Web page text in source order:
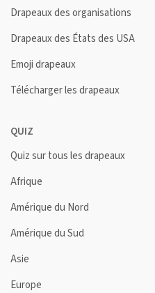
Drapeaux des organisations
Drapeaux des États des USA
Emoji drapeaux
Télécharger les drapeaux
QUIZ
Quiz sur tous les drapeaux
Afrique
Amérique du Nord
Amérique du Sud
Asie
Europe